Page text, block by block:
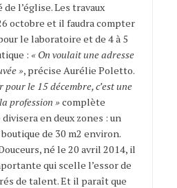
de l’église. Les travaux
octobre et il faudra compter
le laboratoire et de 4 à 5
: « On voulait une adresse
», précise Aurélie Poletto.
pour le 15 décembre, c’est une
profession »complète
divisera en deux zones : un
de 30 m2 environ.
né le 20 avril 2014, il
qui scelle l’essor de
de talent. Et il paraît que